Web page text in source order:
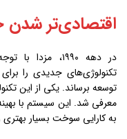
اقتصادی‌تر شدن
در دهه ۱۹۹۰،
تکنولوژی‌های جدیدی را
معرفی شد. این سیستم با
به کارایی سوخت بسیار